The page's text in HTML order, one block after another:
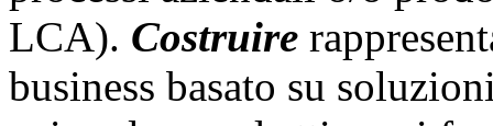
LCA). Costruire
business basato su